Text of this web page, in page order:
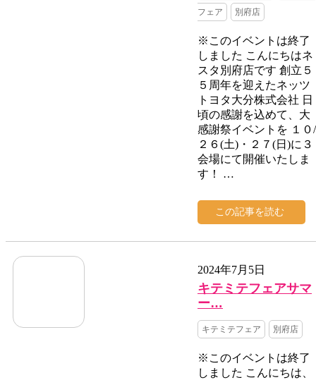
フェア 別府店
※このイベントは終了
しました こんにちはネ
スタ別府店です 創立５
５周年を迎えたネッツ
トヨタ大分株式会社 日
頃の感謝を込めて、大
感謝祭イベントを １０/
２６(土)・２７(日)に３
会場にて開催いたしま
す！ …
この記事を読む
2024年7月5日
キテミテフェアサマ
ー…
キテミテフェア 別府店
※このイベントは終了
しました こんにちは、